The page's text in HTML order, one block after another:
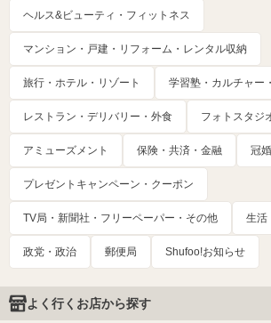
ヘルス&ビューティ・フィットネス
マンション・戸建・リフォーム・レンタル収納
旅行・ホテル・リゾート 学習塾・カルチャー
レストラン・デリバリー・外食 フォトスタジ
アミューズメント 保険・共済・金融 冠
プレゼントキャンペーン・クーポン
TV局・新聞社・フリーペーパー・その他 生活
政党・政治 郵便局 Shufoo!お知らせ
よく行くお店から探す